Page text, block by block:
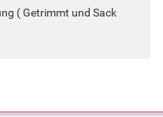
( Getrimmt und Sack